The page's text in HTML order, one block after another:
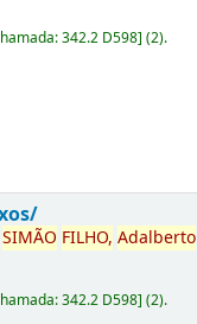
342.2 D598](2).
SIMÃO FILHO, Adalberto
342.2 D598](2).